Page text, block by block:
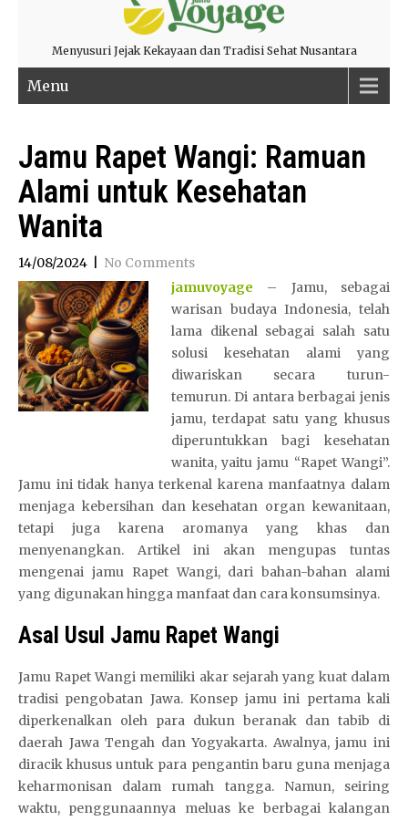
Menyusuri Jejak Kekayaan dan Tradisi Sehat Nusantara
Menu
Jamu Rapet Wangi: Ramuan
Alami untuk Kesehatan
Wanita
14/08/2024
No Comments
jamuvoyage – Jamu, sebagai
warisan budaya Indonesia, telah
lama dikenal sebagai salah satu
solusi kesehatan alami yang
diwariskan secara turun-
temurun. Di antara berbagai jenis
jamu, terdapat satu yang khusus
diperuntukkan bagi kesehatan
wanita, yaitu jamu “Rapet Wangi”.
Jamu ini tidak hanya terkenal karena manfaatnya dalam
menjaga kebersihan dan kesehatan organ kewanitaan,
tetapi juga karena aromanya yang khas dan
menyenangkan. Artikel ini akan mengupas tuntas
mengenai jamu Rapet Wangi, dari bahan-bahan alami
yang digunakan hingga manfaat dan cara konsumsinya.
Asal Usul Jamu Rapet Wangi
Jamu Rapet Wangi memiliki akar sejarah yang kuat dalam
tradisi pengobatan Jawa. Konsep jamu ini pertama kali
diperkenalkan oleh para dukun beranak dan tabib di
daerah Jawa Tengah dan Yogyakarta. Awalnya, jamu ini
diracik khusus untuk para pengantin baru guna menjaga
keharmonisan dalam rumah tangga. Namun, seiring
waktu, penggunaannya meluas ke berbagai kalangan